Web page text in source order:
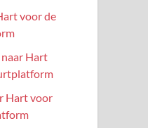
voor de
Hart
Hart voor